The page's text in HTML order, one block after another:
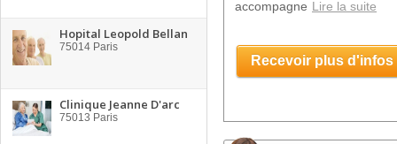
Hopital Leopold Bellan
75014 Paris
Clinique Jeanne D'arc
75013 Paris
accompagne Lire la suite
Recevoir plus d'infos